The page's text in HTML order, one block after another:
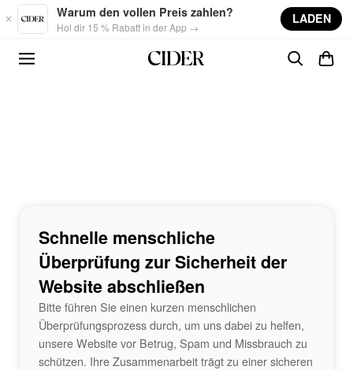
Skip to main content
Warum den vollen Preis zahlen?
Hol dir 15 % Rabatt in der App →
LADEN
Schnelle menschliche
Überprüfung zur Sicherheit der
Website abschließen
Bitte führen Sie einen kurzen menschlichen
Überprüfungsprozess durch, um uns dabei zu helfen,
unsere Website vor Betrug, Spam und Missbrauch zu
schützen. Ihre Zusammenarbeit trägt zu einer sicheren